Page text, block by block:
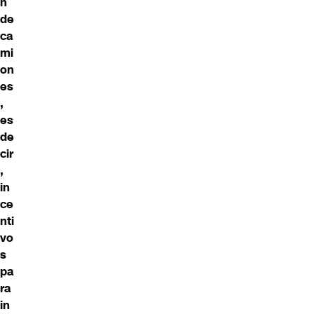
de
ca
mi
on
es
,
es
de
cir
,
in
ce
nti
vo
s
pa
ra
in